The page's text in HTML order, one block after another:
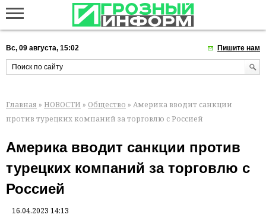
Вс, 09 августа, 15:02 Пишите нам
Главная » НОВОСТИ » Общество » Америка вводит санкции
против турецких компаний за торговлю с Россией
Америка вводит санкции против
турецких компаний за торговлю с
Россией
16.04.2023 14:13